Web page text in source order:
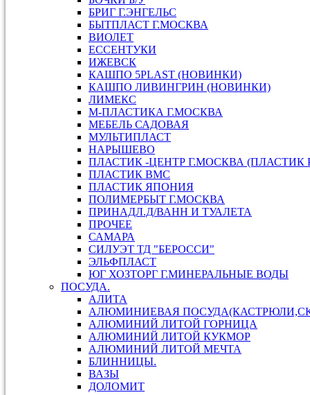
БРИГ Г.ЭНГЕЛЬС
БЫТПЛАСТ Г.МОСКВА
ВИОЛЕТ
ЕССЕНТУКИ
ИЖЕВСК
КАШПО 5PLAST (НОВИНКИ)
КАШПО ЛИВИНГРИН (НОВИНКИ)
ЛИМЕКС
М-ПЛАСТИКА Г.МОСКВА
МЕБЕЛЬ САДОВАЯ
МУЛЬТИПЛАСТ
НАРЫШЕВО
ПЛАСТИК -ЦЕНТР Г.МОСКВА (ПЛАСТИК
ПЛАСТИК ВМС
ПЛАСТИК ЯПОНИЯ
ПОЛИМЕРБЫТ Г.МОСКВА
ПРИНАДЛ.Д/ВАНН И ТУАЛЕТА
ПРОЧЕЕ
САМАРА
СИЛУЭТ ТД "БЕРОССИ"
ЭЛЬФПЛАСТ
ЮГ ХОЗТОРГ Г.МИНЕРАЛЬНЫЕ ВОДЫ
ПОСУДА.
АЛИТА
АЛЮМИНИЕВАЯ
АЛЮМИНИЙ ЛИТОЙ ГОРНИЦА
АЛЮМИНИЙ ЛИТОЙ КУКМОР
АЛЮМИНИЙ ЛИТОЙ МЕЧТА
БЛИННИЦЫ.
ВАЗЫ
ДОЛОМИТ